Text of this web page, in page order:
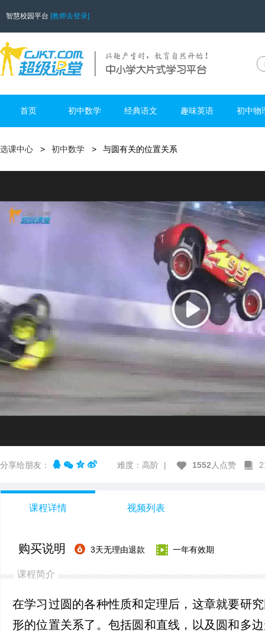
智慧校园平台 [教师去登录]
首页 初中数学 经典语文 趣味英语 初中物
选课中心 初中数学 与圆有关的位置关系
分享给朋友： 难度：高阶 | 1552 人点赞
课程详情 视频列表
购买说明 3天无理由退款 一年有效期
课程简介
在学习过圆的各种性质和定理后，这章就要研
形的位置关系了。包括圆和直线，以及圆和多